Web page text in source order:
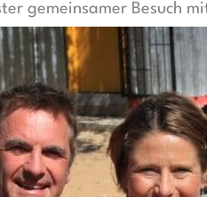
gemeinsamer Besuch